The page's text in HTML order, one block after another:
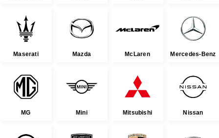
Maserati Mazda McLaren Mercedes-Benz
MG Mini Mitsubishi Nissan